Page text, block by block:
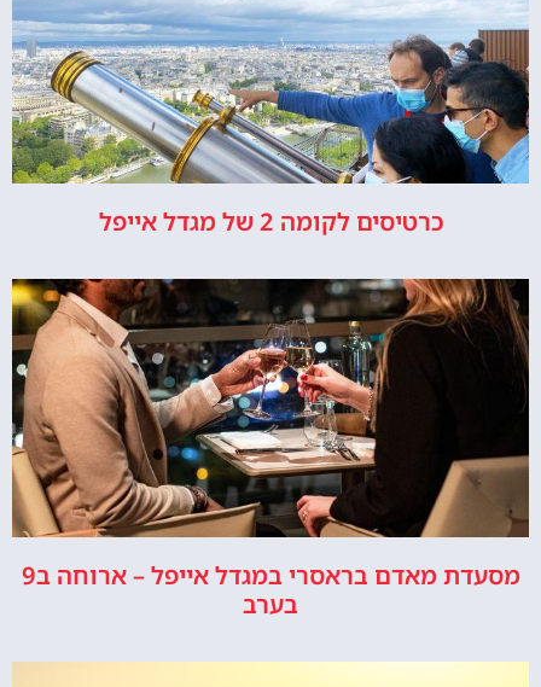
כרטיסים לקומה 2 של מגדל אייפל
מסעדת מאדם בראסרי במגדל אייפל – ארוחה ב9
בערב